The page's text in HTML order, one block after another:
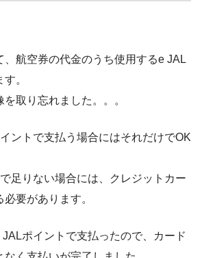
、航空券の代金のうち使用するe JAL
。
取り忘れました。。。
ントで支払う場合にはそれだけでOK
足りない場合には、クレジットカー
要があります。
ポイントで支払ったので、カード